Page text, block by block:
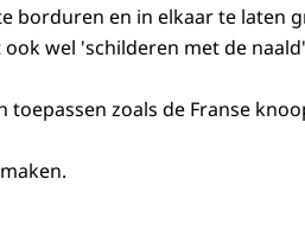
borduren en in elkaar te laten
wel 'schilderen met de
zoals de Franse